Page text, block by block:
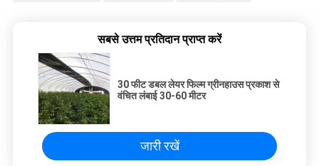
सबसे उत्तम प्रतिदान प्राप्त करें
30 फीट डबल लेयर फिल्म ग्रीनहाउस प्रकाश से
वंचित लंबाई 30-60 मीटर
जारी रखें